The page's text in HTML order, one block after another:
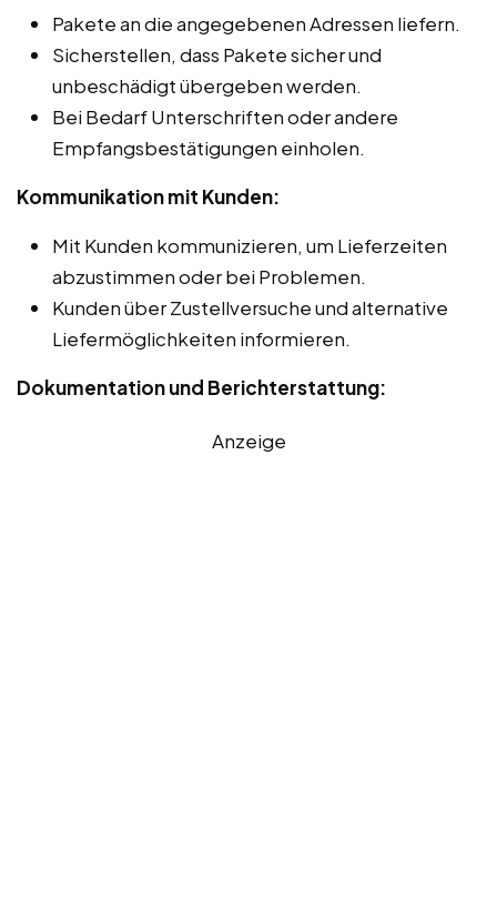
Pakete an die angegebenen Adressen liefern.
Sicherstellen, dass Pakete sicher und
unbeschädigt übergeben werden.
Bei Bedarf Unterschriften oder andere
Empfangsbestätigungen einholen.
Kommunikation mit Kunden:
Mit Kunden kommunizieren, um Lieferzeiten
abzustimmen oder bei Problemen.
Kunden über Zustellversuche und alternative
Liefermöglichkeiten informieren.
Dokumentation und Berichterstattung:
Anzeige